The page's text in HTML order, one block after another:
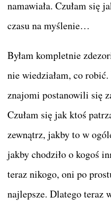
namawiała. Czułam się
czasu na myślenie…
Byłam kompletnie
nie wiedziałam, co
znajomi postanowili się
Czułam się jak ktoś
zewnątrz, jakby to w
jakby chodziło o kogoś
teraz nikogo, oni po
najlepsze. Dlatego teraz